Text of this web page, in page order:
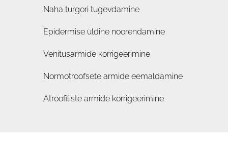
Naha turgori tugevdamine
Epidermise üldine noorendamine
Venitusarmide korrigeerimine
Normotroofsete armide eemaldamine
Atroofiliste armide korrigeerimine